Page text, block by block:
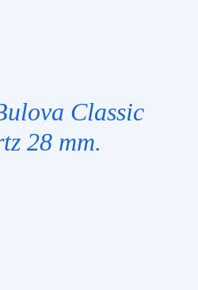
Classic
28 mm.